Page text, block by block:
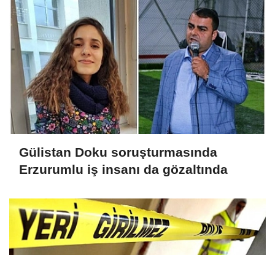
Gülistan Doku soruşturmasında
Erzurumlu iş insanı da gözaltında